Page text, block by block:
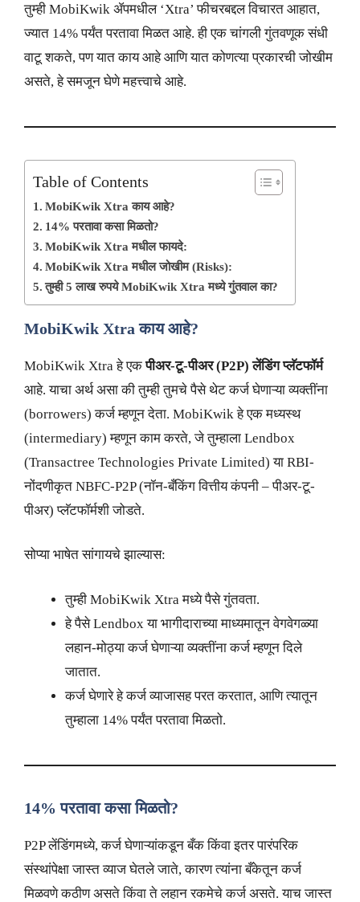
तुम्ही MobiKwik ॲपमधील ‘Xtra’ फीचरबद्दल विचारत आहात,
ज्यात 14% पर्यंत परतावा मिळत आहे. ही एक चांगली गुंतवणूक संधी
वाटू शकते, पण यात काय आहे आणि यात कोणत्या प्रकारची जोखीम
असते, हे समजून घेणे महत्त्वाचे आहे.
Table of Contents
MobiKwik Xtra काय आहे?
14% परतावा कसा मिळतो?
MobiKwik Xtra मधील फायदे:
MobiKwik Xtra मधील जोखीम (Risks):
तुम्ही 5 लाख रुपये MobiKwik Xtra मध्ये गुंतवाल का?
MobiKwik Xtra काय आहे?
MobiKwik Xtra हे एकपीअर-टू-पीअर (P2P) लेंडिंग प्लॅटफॉर्म
आहे. याचा अर्थ असा की तुम्ही तुमचे पैसे थेट कर्ज घेणाऱ्या व्यक्तींना
(borrowers) कर्ज म्हणून देता. MobiKwik हे एक मध्यस्थ
(intermediary) म्हणून काम करते, जे तुम्हाला Lendbox
(Transactree Technologies Private Limited) या RBI-
नोंदणीकृत NBFC-P2P (नॉन-बँकिंग वित्तीय कंपनी – पीअर-टू-
पीअर) प्लॅटफॉर्मशी जोडते.
सोप्या भाषेत सांगायचे झाल्यास:
तुम्ही MobiKwik Xtra मध्ये पैसे गुंतवता.
हे पैसे Lendbox या भागीदाराच्या माध्यमातून वेगवेगळ्या
लहान-मोठ्या कर्ज घेणाऱ्या व्यक्तींना कर्ज म्हणून दिले
जातात.
कर्ज घेणारे हे कर्ज व्याजासह परत करतात, आणि त्यातून
तुम्हाला 14% पर्यंत परतावा मिळतो.
14% परतावा कसा मिळतो?
P2P लेंडिंगमध्ये, कर्ज घेणाऱ्यांकडून बँक किंवा इतर पारंपरिक
संस्थांपेक्षा जास्त व्याज घेतले जाते, कारण त्यांना बँकेतून कर्ज
मिळवणे कठीण असते किंवा ते लहान रकमेचे कर्ज असते. याच जास्त